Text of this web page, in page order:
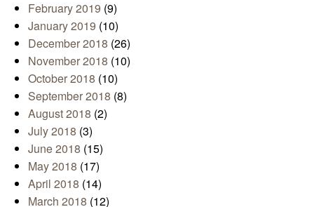
February 2019 (9)
January 2019 (10)
December 2018 (26)
November 2018 (10)
October 2018 (10)
September 2018 (8)
August 2018 (2)
July 2018 (3)
June 2018 (15)
May 2018 (17)
April 2018 (14)
March 2018 (12)